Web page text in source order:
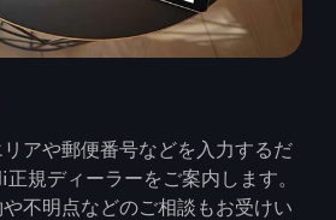
アや郵便番号などを入力するだ
規ディーラーをご案内します。
不明点などのご相談もお受けい